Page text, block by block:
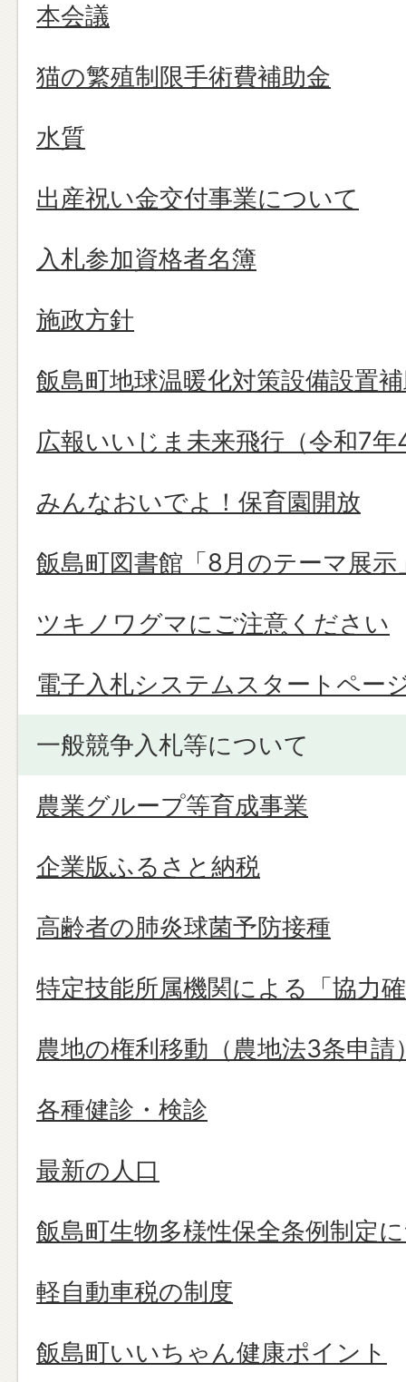
本会議
猫の繁殖制限手術費補助金
水質
出産祝い金交付事業について
入札参加資格者名簿
施政方針
飯島町地球温暖化対策設備設置
広報いいじま未来飛行（令和7年
みんなおいでよ！保育園開放
飯島町図書館「8月のテーマ展示
ツキノワグマにご注意ください
電子入札システムスタートペー
一般競争入札等について
農業グループ等育成事業
企業版ふるさと納税
高齢者の肺炎球菌予防接種
特定技能所属機関による「協力
農地の権利移動（農地法3条申請
各種健診・検診
最新の人口
飯島町生物多様性保全条例制定
軽自動車税の制度
飯島町いいちゃん健康ポイント